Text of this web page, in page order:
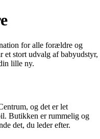
for alle forældre og
stort udvalg af babyudstyr,
lille ny.
og det er let
Butikken er rummelig og
det, du leder efter.